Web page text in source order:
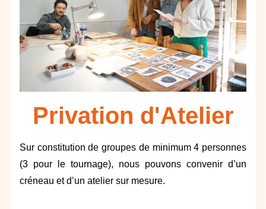
Privation d'Atelier
Sur constitution de groupes de minimum 4 personnes
(3 pour le tournage), nous pouvons convenir d’un
créneau et d’un atelier sur mesure.